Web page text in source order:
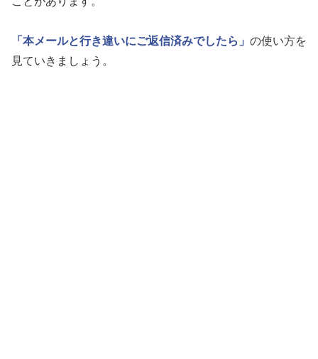
「本メールと行き違いにご返信済みでしたら」 の使い方を
見ていきましょう。